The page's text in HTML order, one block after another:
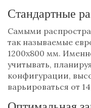
Стандартные
Самыми
так называемые
1200x800 мм.
учитывать,
конфигурации,
варьироваться от